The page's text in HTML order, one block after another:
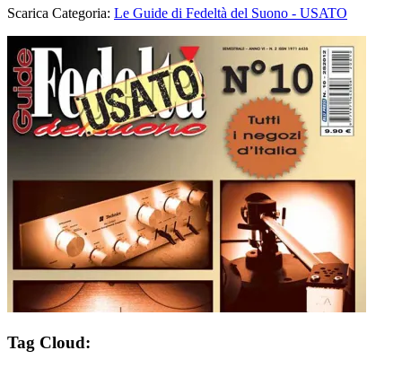
Scarica Categoria: Le Guide di Fedeltà del Suono - USATO
Tag Cloud: